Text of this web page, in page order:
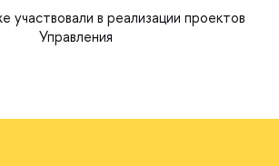
участвовали в реализации проектов
Управления